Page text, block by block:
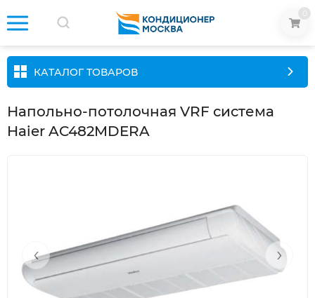
КАТАЛОГ ТОВАРОВ
Напольно-потолочная VRF система
Haier AC482MDERA
‹ ›